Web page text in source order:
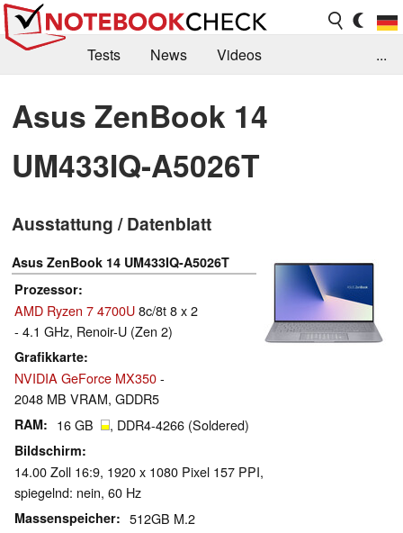
Tests News
Videos
Kaufberatung
Deals Suche
Forum
...
Asus ZenBook 14
UM433IQ-A5026T
Ausstattung / Datenblatt
Asus ZenBook 14 UM433IQ-A5026T
Prozessor
AMD Ryzen 7 4700U8c/8t 8 x 2
- 4.1 GHz, Renoir-U (Zen 2)
Grafikkarte
NVIDIA GeForce MX350-
2048 MB VRAM, GDDR5
RAM 16 GB , DDR4-4266 (Soldered)
Bildschirm
14.00 Zoll 16:9, 1920 x 1080 Pixel 157 PPI,
spiegelnd: nein, 60 Hz
Massenspeicher 512GB M.2